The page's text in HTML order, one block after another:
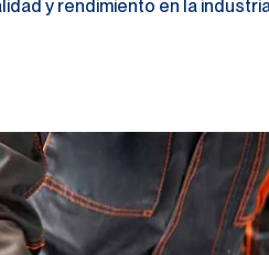
y rendimiento en la